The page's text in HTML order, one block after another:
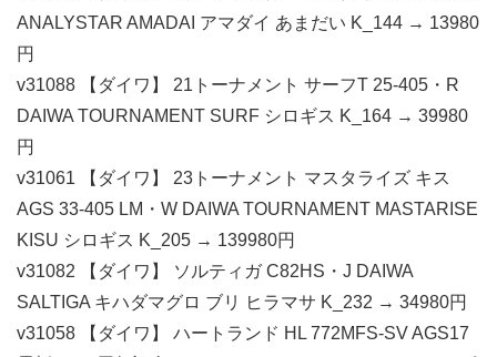
ANALYSTAR AMADAI アマダイ あまだい K_144 → 13980
円
v31088 【ダイワ】 21トーナメント サーフT 25-405・R
DAIWA TOURNAMENT SURF シロギス K_164 → 39980
円
v31061 【ダイワ】 23トーナメント マスタライズ キス
AGS 33-405 LM・W DAIWA TOURNAMENT MASTARISE
KISU シロギス K_205 → 139980円
v31082 【ダイワ】 ソルティガ C82HS・J DAIWA
SALTIGA キハダマグロ ブリ ヒラマサ K_232 → 34980円
v31058 【ダイワ】 ハートランド HL 772MFS-SV AGS17